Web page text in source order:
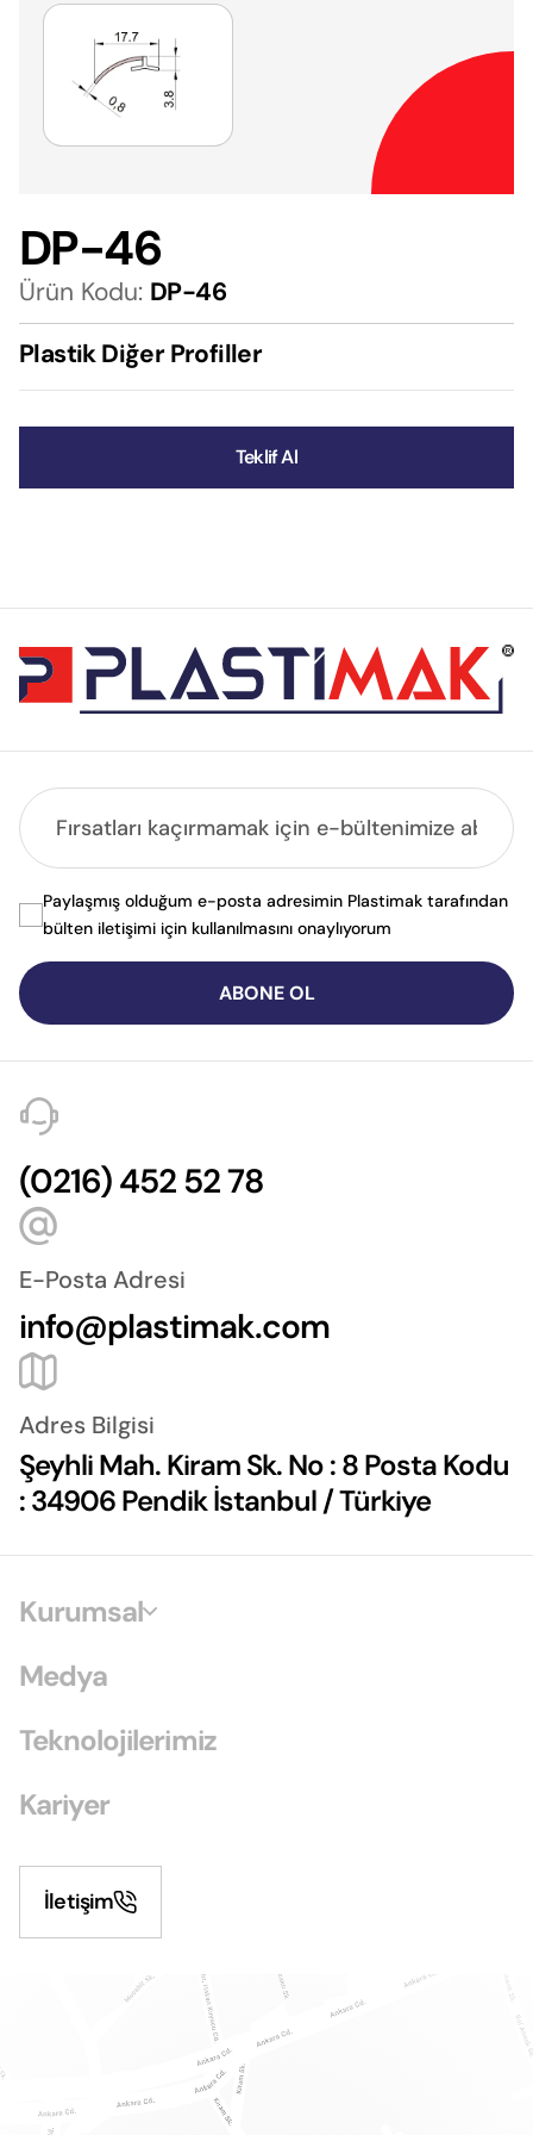
DP-46
Ürün Kodu: DP-46
Plastik Diğer Profiller
Teklif Al
ABONE OL
Paylaşmış olduğum e-posta adresimin Plastimak tarafından
bülten iletişimi için kullanılmasını onaylıyorum
(0216) 452 52 78
E-Posta Adresi
info@plastimak.com
Adres Bilgisi
Şeyhli Mah. Kiram Sk. No : 8 Posta Kodu
: 34906 Pendik İstanbul / Türkiye
Kurumsal
Medya
Teknolojilerimiz
Kariyer
İletişim